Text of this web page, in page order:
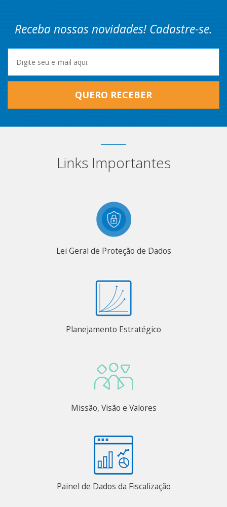
Receba nossas novidades! Cadastre-se.
QUERO RECEBER
Links Importantes
Lei Geral de Proteção de Dados
Planejamento Estratégico
Missão, Visão e Valores
Painel de Dados da Fiscalização